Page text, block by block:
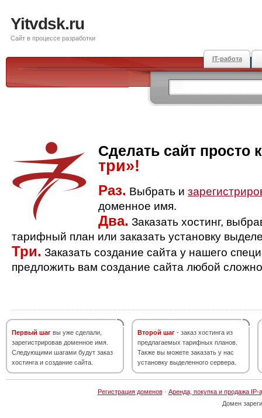
Yitvdsk.ru
Сайт в процессе разработки
IT-работа
Сделать сайт просто
три»!
Раз. Выбрать и
доменное имя.
Два. Заказать хостинг,
тарифный план или заказать установку
Три. Заказать создание сайта у нашего
предложить вам создание сайта любой
Первый шаг вы уже сделали,
зарегистрировав доменное имя.
Следующими шагами будут заказ
хостинга и создание сайта.
Второй шаг - заказ хостинга из
предлагаемых тарифных планов.
Также вы можете заказать у нас
установку выделенного сервера.
Регистрация доменов· Аренда, покупка и продажа IP-
Домен